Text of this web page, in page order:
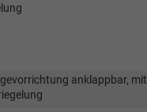
anklappbar, mit